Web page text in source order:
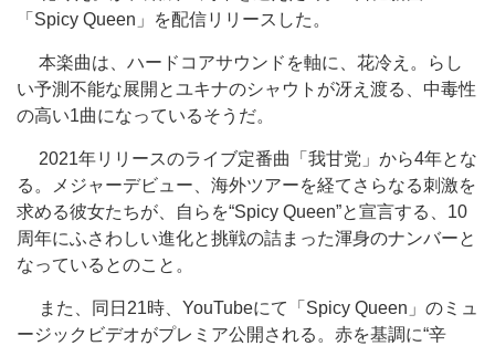
「Spicy Queen」を配信リリースした。
本楽曲は、ハードコアサウンドを軸に、花冷え。らし
い予測不能な展開とユキナのシャウトが冴え渡る、中毒性
の高い1曲になっているそうだ。
2021年リリースのライブ定番曲「我甘党」から4年とな
る。メジャーデビュー、海外ツアーを経てさらなる刺激を
求める彼女たちが、自らを“Spicy Queen”と宣言する、10
周年にふさわしい進化と挑戦の詰まった渾身のナンバーと
なっているとのこと。
また、同日21時、YouTubeにて「Spicy Queen」のミュ
ージックビデオがプレミア公開される。赤を基調に“辛